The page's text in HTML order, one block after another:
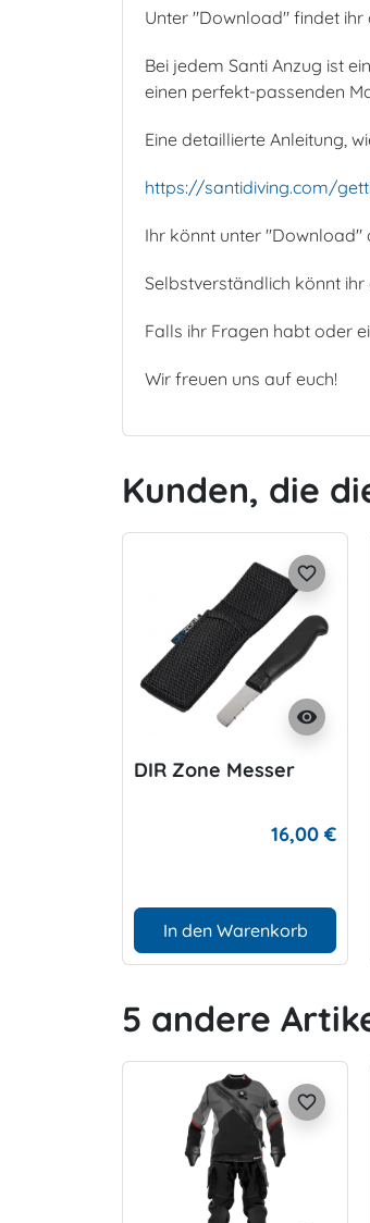
Unter "Download" findet ihr
Bei jedem Santi Anzug ist
einen perfekt-passenden
Eine detaillierte Anleitung,
https://santidiving.com/
Ihr könnt unter "Download"
Selbstverständlich könnt
Falls ihr Fragen habt oder
Wir freuen uns auf euch!
Kunden, die
visibility
favorite_border
DIR Zone Messer
16,00 €
In den Warenkorb
5 andere
favorite_border